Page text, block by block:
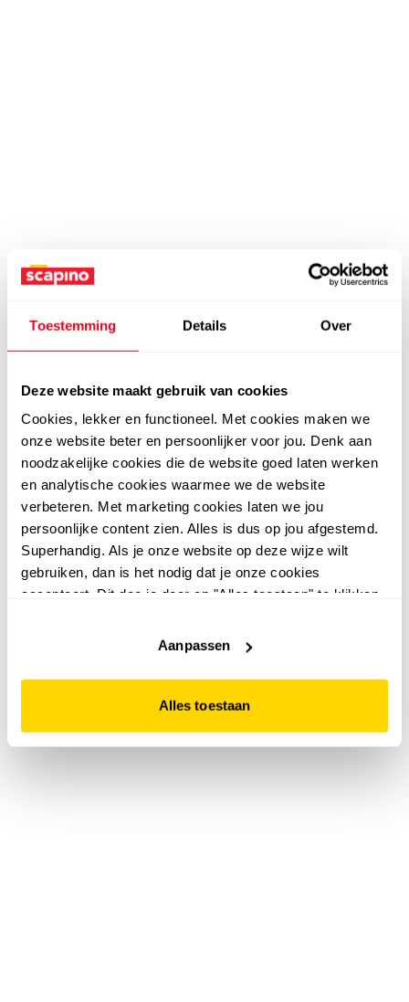
Toestemming Details Over
Deze website maakt gebruik van cookies
Cookies, lekker en functioneel. Met cookies maken we
onze website beter en persoonlijker voor jou. Denk aan
noodzakelijke cookies die de website goed laten werken
en analytische cookies waarmee we de website
verbeteren. Met marketing cookies laten we jou
persoonlijke content zien. Alles is dus op jou afgestemd.
Superhandig. Als je onze website op deze wijze wilt
gebruiken, dan is het nodig dat je onze cookies
accepteert. Dit doe je door op "Alles toestaan" te klikken.
website niet optimaal functioneert.
Aanpassen
Alles toestaan